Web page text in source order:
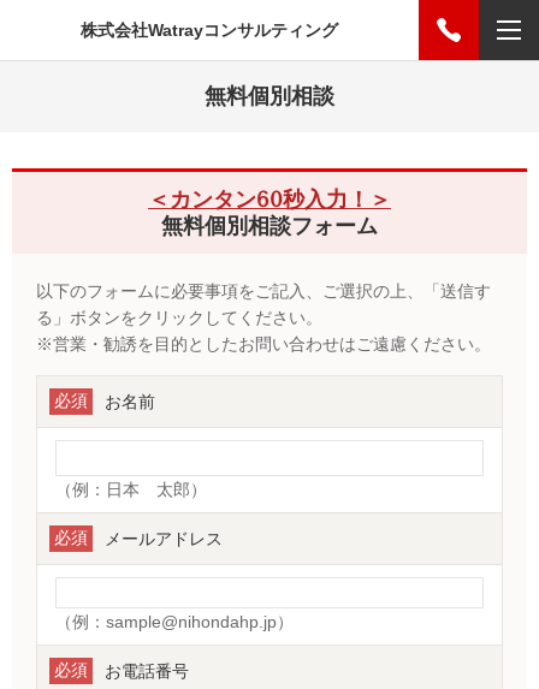
株式会社Watrayコンサルティング
無料個別相談
＜カンタン60秒入力！＞
無料個別相談フォーム
以下のフォームに必要事項をご記入、ご選択の上、「送信す
る」ボタンをクリックしてください。
※営業・勧誘を目的としたお問い合わせはご遠慮ください。
お名前
必須
（例：日本 太郎）
メールアドレス
必須
（例：sample@nihondahp.jp）
お電話番号
必須